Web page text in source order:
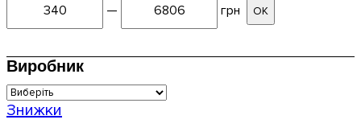
— грн ОК
Виробник
Знижки